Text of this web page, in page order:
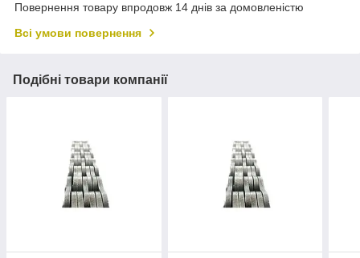
Повернення товару впродовж 14 днів за домовленістю
Всі умови повернення
Подібні товари компанії